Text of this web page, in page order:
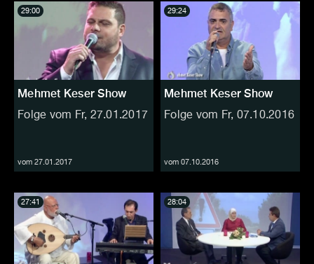
Mehmet Keser Show
Folge vom Fr, 27.01.2017
vom 27.01.2017
29:00
Mehmet Keser Show
Folge vom Fr, 07.10.2016
vom 07.10.2016
29:24
27:41 28:04